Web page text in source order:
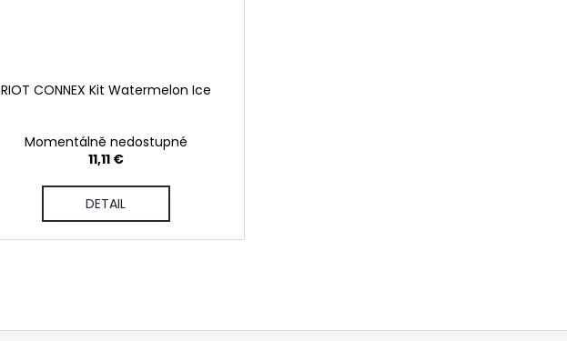
RIOT CONNEX Kit Watermelon Ice
Momentálně nedostupné
11,11 €
DETAIL